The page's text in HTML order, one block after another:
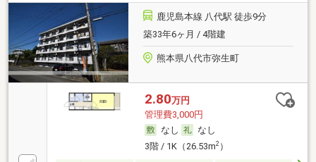
鹿児島本線 八代駅 徒歩9分
築33年6ヶ月 / 4階建
熊本県八代市弥生町
2.80万円
管理費3,000円
なし
なし
3階 / 1K（26.53m2）